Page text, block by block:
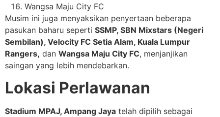
Wangsa Maju City FC
Musim ini juga menyaksikan penyertaan beberapa
pasukan baharu seperti SSMP, SBN Mixstars (Negeri
Sembilan), Velocity FC Setia Alam, Kuala Lumpur
Rangers, dan Wangsa Maju City FC, menjanjikan
saingan yang lebih mendebarkan.
Lokasi Perlawanan
Stadium MPAJ, Ampang Jaya telah dipilih sebagai